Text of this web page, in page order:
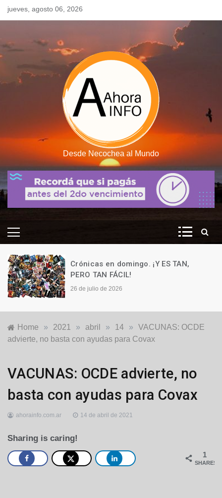
Skipjueves, agosto 06, 2026
Desde Necochea al Mundo
Crónicas en domingo. ¡Y ES TAN,
PERO TAN FÁCIL!
26 de julio de 2026
Home » 2021 » abril » 14 »
VACUNAS: OCDE
advierte, no basta con ayudas para Covax
Deportes
VACUNAS: OCDE advierte, no
basta con ayudas para Covax
ahorainfo.com.ar 14 de abril de 2021
Sharing is caring!
1
SHARES